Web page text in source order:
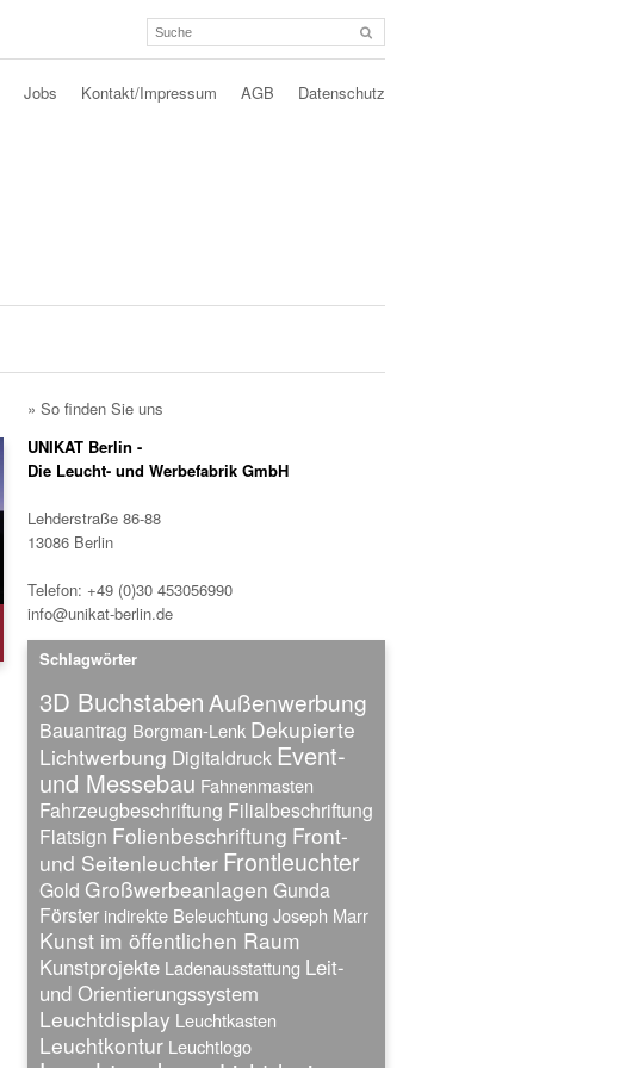
Jobs Kontakt/Impressum AGB Datenschutz
» So finden Sie uns
UNIKAT Berlin -
Die Leucht- und Werbefabrik GmbH
Lehderstraße 86-88
13086 Berlin
Telefon: +49 (0)30 453056990
info@unikat-berlin.de
Schlagwörter
3D Buchstaben Außenwerbung
Bauantrag Borgman-Lenk Dekupierte
Lichtwerbung Digitaldruck Event-
und Messebau Fahnenmasten
Fahrzeugbeschriftung Filialbeschriftung
Flatsign Folienbeschriftung Front-
und Seitenleuchter Frontleuchter
Gold Großwerbeanlagen Gunda
Förster indirekte Beleuchtung Joseph Marr
Kunst im öffentlichen Raum
Kunstprojekte Ladenausstattung Leit-
und Orientierungssystem
Leuchtdisplay Leuchtkasten
Leuchtkontur Leuchtlogo